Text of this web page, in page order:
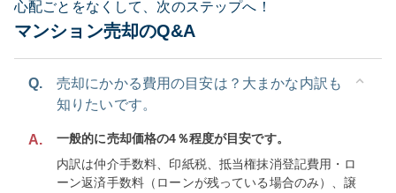
心配ごとをなくして、次のステップへ！
マンション売却のQ&A
Q.
売却にかかる費用の目安は？大まかな内訳も
知りたいです。
A.
一般的に売却価格の4％程度が目安です。
内訳は仲介手数料、印紙税、抵当権抹消登記費用・ロ
ーン返済手数料（ローンが残っている場合のみ）、譲